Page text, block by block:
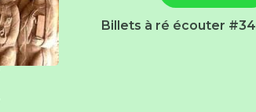
Billets à ré écouter #34